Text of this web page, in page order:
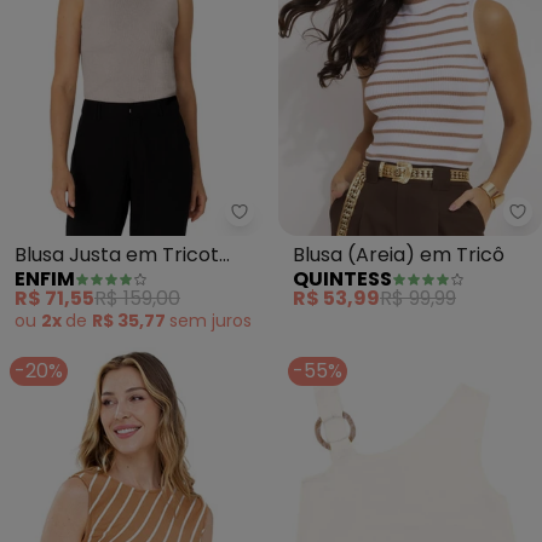
Enfim - Blusa Justa em Tricot
Blusa Justa em Tricot
(Areia)
ENFIM
R$ 71,55R$ 159,00
ou 2x de R$ 35,77 sem juros
Blusa (Areia) em Tricô
QUINTESS
R$ 53,99R$ 99,99
-20% -55%